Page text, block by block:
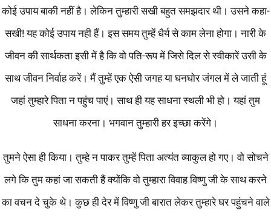
कोई उपाय बाकी नहीं है। लेकिन तुम्हारी सखी बहुत समझदार थी। उसने कहा-
सखी! यह कोई उपाय नही हैं। इस समय तुम्हें धैर्य से काम लेना होगा। नारी के
जीवन की सार्थकता इसी में है कि वो पति-रूप में जिसे दिल से स्वीकारें उसी के
साथ जीवन निर्वाह करें। मैं तुम्हें एक ऐसी जगह या घनघोर जंगल में ले जाती हूं
जहां तुम्हारे पिता न पहुंच पाएं। साथ ही यह साधना स्थली भी हो। यहां तुम
साधना करना। भगवान तुम्हारी हर इच्छा करेंगे।
तुमने ऐसा ही किया। तुम्हे न पाकर तुम्हें पिता अत्यंत व्याकुल हो गए। वो सोचने
लगे कि तुम कहां जा सकती हैं क्योंकि वो तुम्हारा विवाह विष्णु जी के साथ करने
का वचन दे चुके थे। कुछ ही देर में विष्णु जी बारात लेकर तुम्हारे घर पहुंचने वाले